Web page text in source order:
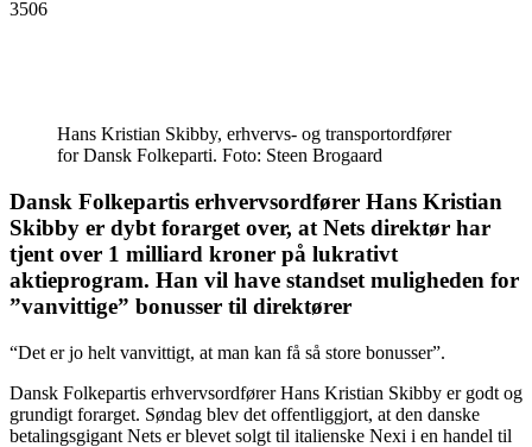
3506
Hans Kristian Skibby, erhvervs- og transportordfører
for Dansk Folkeparti. Foto: Steen Brogaard
Dansk Folkepartis erhvervsordfører Hans Kristian
Skibby er dybt forarget over, at Nets direktør har
tjent over 1 milliard kroner på lukrativt
aktieprogram. Han vil have standset muligheden for
”vanvittige” bonusser til direktører
“Det er jo helt vanvittigt, at man kan få så store bonusser”.
Dansk Folkepartis erhvervsordfører Hans Kristian Skibby er godt og
grundigt forarget. Søndag blev det offentliggjort, at den danske
betalingsgigant Nets er blevet solgt til italienske Nexi i en handel til